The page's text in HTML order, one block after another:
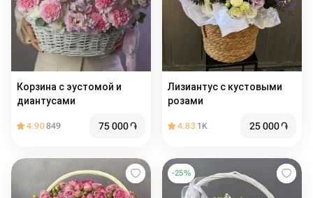
Корзина с эустомой и
диантусами
4.90849 75 000֏
Лизиантус с кустовыми
розами
4.83 1K 25 000֏
-25%